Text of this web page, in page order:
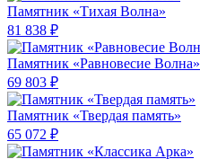
Памятник «Тихая Волна»
81 838 ₽
Памятник «Равновесие Волна»
69 803 ₽
Памятник «Твердая память»
65 072 ₽